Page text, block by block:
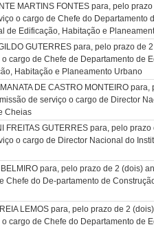
MARTINS FONTES para, pelo
o cargo de Chefe do Departamento
de Edificação, Habitação e
GUTERRES para, pelo prazo de
cargo de Chefe de Departamento de
Habitação e Planeamento Urbano
DE CASTRO MONTEIRO
de serviço o cargo de Director
Cheias
FREITAS GUTERRES para, pelo
o cargo de Director Nacional do
para, pelo prazo de 2 (dois)
Chefe do De-partamento de
LEMOS para, pelo prazo de 2
cargo de Chefe do Departamento de